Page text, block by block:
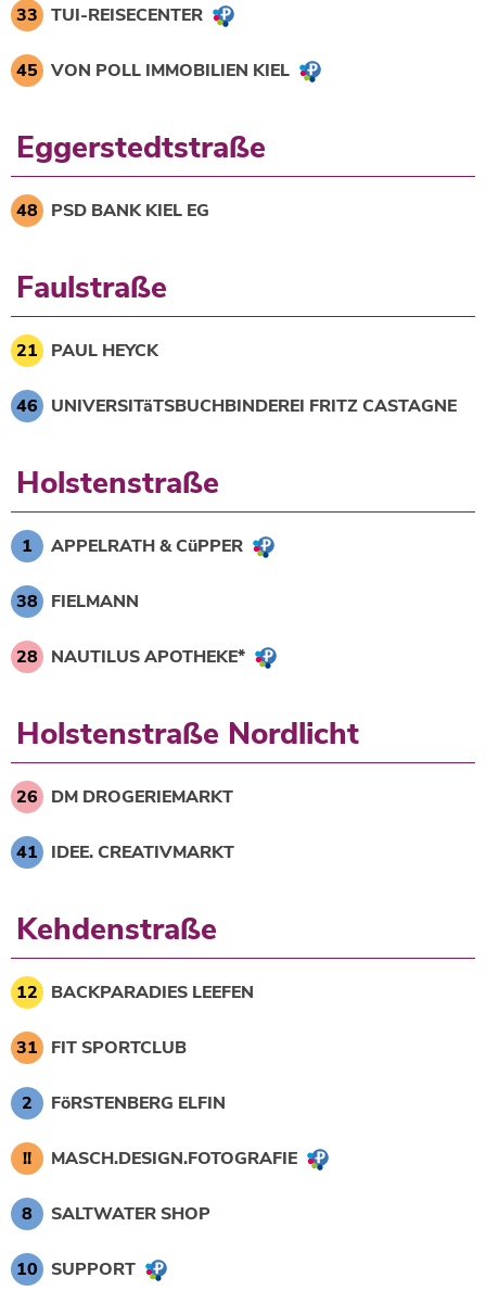
33 TUI-REISECENTER
45 VON POLL IMMOBILIEN KIEL
Eggerstedtstraße
48 PSD BANK KIEL EG
Faulstraße
21 PAUL HEYCK
46 UNIVERSITäTSBUCHBINDEREI FRITZ CASTAGNE
Holstenstraße
1 APPELRATH & CüPPER
38 FIELMANN
28 NAUTILUS APOTHEKE*
Holstenstraße Nordlicht
26 DM DROGERIEMARKT
41 IDEE. CREATIVMARKT
Kehdenstraße
12 BACKPARADIES LEEFEN
31 FIT SPORTCLUB
2 FöRSTENBERG ELFIN
!! MASCH.DESIGN.FOTOGRAFIE
8 SALTWATER SHOP
10 SUPPORT